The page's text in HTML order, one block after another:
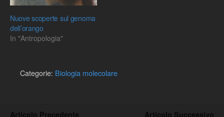
Nuove scoperte sul genoma
dell’orango
In "Antropologia"
Categorie: Biologia molecolare
Articolo Precedente Articolo Successivo